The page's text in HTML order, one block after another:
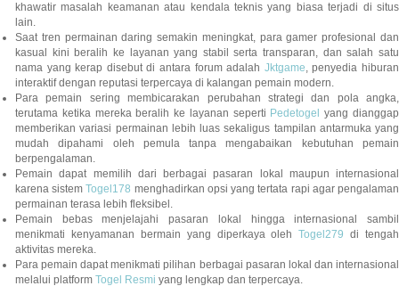
khawatir masalah keamanan atau kendala teknis yang biasa terjadi di situs
lain.
Saat tren permainan daring semakin meningkat, para gamer profesional dan
kasual kini beralih ke layanan yang stabil serta transparan, dan salah satu
nama yang kerap disebut di antara forum adalah Jktgame, penyedia hiburan
interaktif dengan reputasi terpercaya di kalangan pemain modern.
Para pemain sering membicarakan perubahan strategi dan pola angka,
terutama ketika mereka beralih ke layanan seperti Pedetogel
yang dianggap
memberikan variasi permainan lebih luas sekaligus tampilan antarmuka yang
mudah dipahami oleh pemula tanpa mengabaikan kebutuhan pemain
berpengalaman.
Pemain dapat memilih dari berbagai pasaran lokal maupun internasional
karena sistemTogel178 menghadirkan opsi yang tertata rapi agar pengalaman
permainan terasa lebih fleksibel.
Pemain bebas menjelajahi pasaran lokal hingga internasional sambil
menikmati kenyamanan bermain yang diperkaya olehTogel279 di tengah
aktivitas mereka.
Para pemain dapat menikmati pilihan berbagai pasaran lokal dan internasional
melalui platform Togel Resmi yang lengkap dan terpercaya.